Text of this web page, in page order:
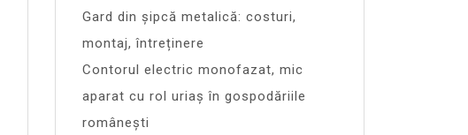
Gard din șipcă metalică: costuri,
montaj, întreținere
Contorul electric monofazat, mic
aparat cu rol uriaș în gospodăriile
românești